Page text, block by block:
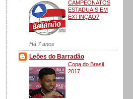
CAMPEONATOS
ESTADUAIS EM
EXTINÇÃO?
Há 7 anos
Leões do Barradão
Copa do Brasil
2017